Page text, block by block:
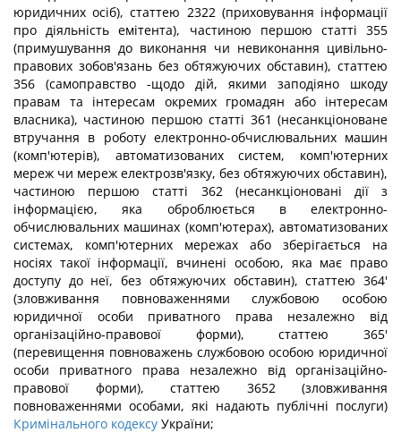
юридичних осіб), статтею 2322 (приховування інформації
про діяльність емітента), частиною першою статті 355
(примушування до виконання чи невиконання цивільно-
правових зобов'язань без обтяжуючих обставин), статтею
356 (самоправство -щодо дій, якими заподіяно шкоду
правам та інтересам окремих громадян або інтересам
власника), частиною першою статті 361 (несанкціоноване
втручання в роботу електронно-обчислювальних машин
(комп'ютерів), автоматизованих систем, комп'ютерних
мереж чи мереж електрозв'язку, без обтяжуючих обставин),
частиною першою статті 362 (несанкціоновані дії з
інформацією, яка оброблюється в електронно-
обчислювальних машинах (комп'ютерах), автоматизованих
системах, комп'ютерних мережах або зберігається на
носіях такої інформації, вчинені особою, яка має право
доступу до неї, без обтяжуючих обставин), статтею 364'
(зловживання повноваженнями службовою особою
юридичної особи приватного права незалежно від
організаційно-правової форми), статтею 365'
(перевищення повноважень службовою особою юридичної
особи приватного права незалежно від організаційно-
правової форми), статтею 3652 (зловживання
повноваженнями особами, які надають публічні послуги)
Кримінального кодексу України;